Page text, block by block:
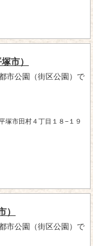
市）
市公園（街区公園）で
塚市田村４丁目１８−１９
）
市公園（街区公園）で